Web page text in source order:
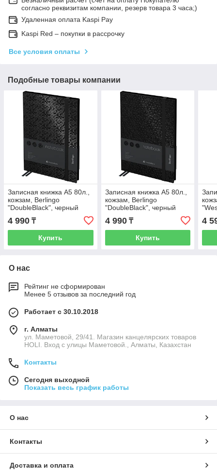
согласно реквизитам компании, резерв товара 3 часа;)
Удаленная оплата Kaspi Pay
Kaspi Red – покупки в рассрочку
Все условия оплаты
Подобные товары компании
Записная книжка А5 80л.,
кожзам, Berlingo
"DoubleBlack", черный
срез, черная, с рисунком
4 990 ₸
Купить
Записная книжка А5 80л.,
кожзам, Berlingo
"DoubleBlack", черный
срез, черная, с рисунком
2
4 990₸
Купить
4
О нас
Рейтинг не сформирован
Менее 5 отзывов за последний год
Работает с 30.10.2018
г. Алматы
ул. Маметовой, 29/41. Магазин канцелярских товаров
HOLI. Вход с улицы Маметовой., Алматы, Казахстан
Контакты
Сегодня выходной
Показать весь график работы
О нас
Контакты
Доставка и оплата